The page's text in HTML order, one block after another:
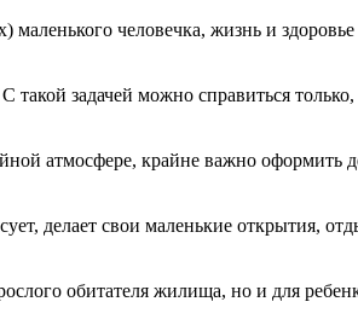
человечка, жизнь и здоровье
задачей можно справиться только,
атмосфере, крайне важно оформить
делает свои маленькие открытия,
обитателя жилища, но и для